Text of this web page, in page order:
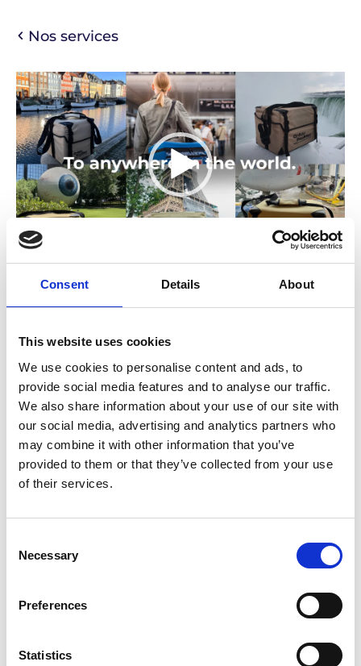
Consent Details About
This website uses cookies
We use cookies to personalise content and ads, to
provide social media features and to analyse our traffic.
We also share information about your use of our site with
our social media, advertising and analytics partners who
may combine it with other information that you’ve
provided to them or that they’ve collected from your use
of their services.
Selection
Necessary
Preferences
Statistics
Nos services
Lecteur
vidéo
01:34
Approvisionnement sûr
en cellules souches.
Avec un taux de
réussite de 100 %.
La thérapie à base de cellules souches a
beaucoup progressé et a le potentiel de
révolutionner la médecine. Les dons de
hématopoïétiques ou de déficits
une fois les cellules souches collectées : un